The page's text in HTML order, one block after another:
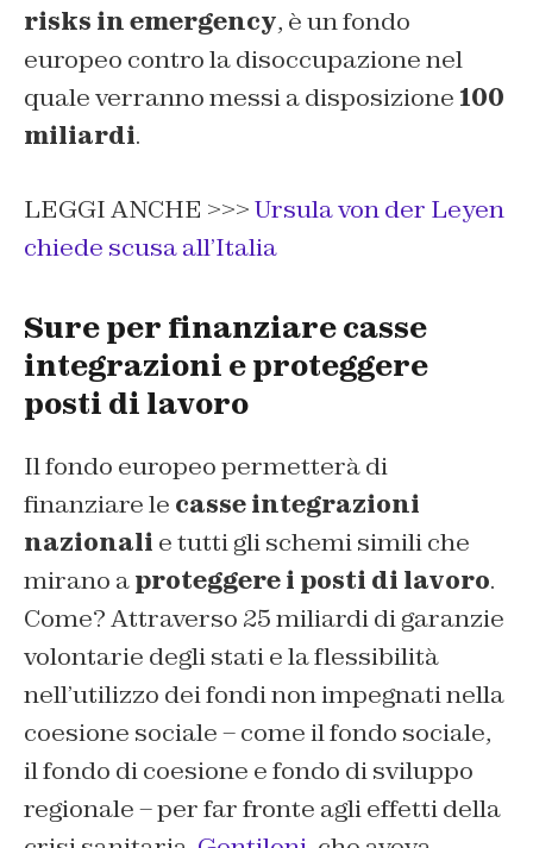
risks in emergency, è un fondo
europeo contro la disoccupazione nel
quale verranno messi a disposizione 100
miliardi.
LEGGI ANCHE >>>Ursula von der Leyen
chiede scusa all’Italia
Sure per finanziare casse
integrazioni e proteggere
posti di lavoro
Il fondo europeo permetterà di
finanziare le casse integrazioni
nazionali e tutti gli schemi simili che
mirano aproteggere i posti di lavoro.
Come? Attraverso 25 miliardi di garanzie
volontarie degli stati e la flessibilità
nell’utilizzo dei fondi non impegnati nella
coesione sociale – come il fondo sociale,
il fondo di coesione e fondo di sviluppo
regionale – per far fronte agli effetti della